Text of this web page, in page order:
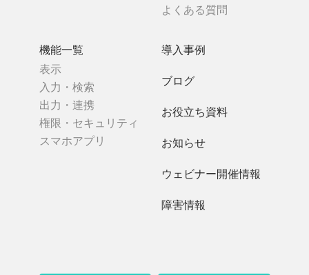
機能一覧
表示
入力・検索
出力・連携
権限・セキュリティ
スマホアプリ
よくある質問
導入事例
ブログ
お役立ち資料
お知らせ
ウェビナー開催情報
障害情報